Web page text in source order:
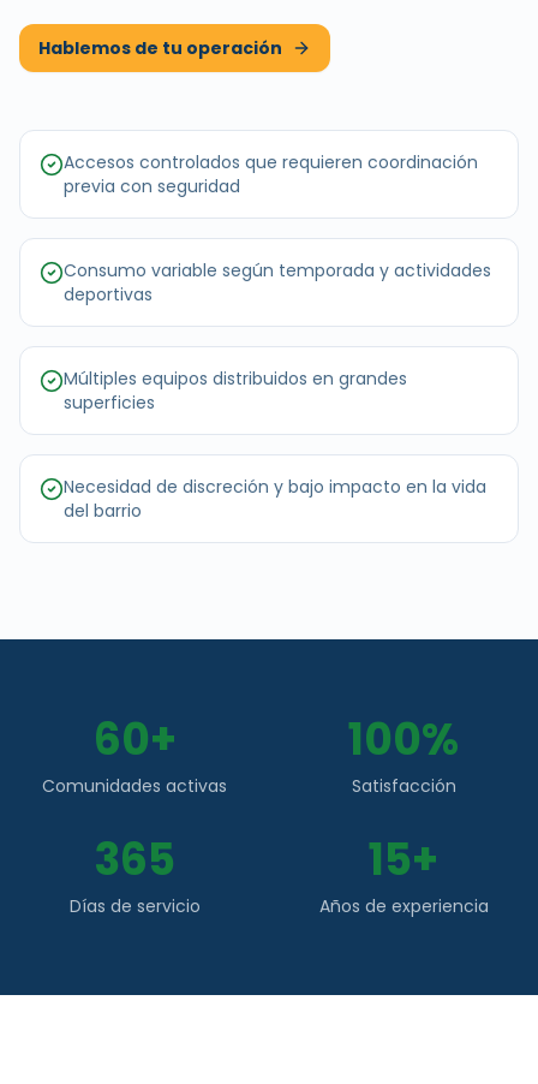
Hablemos de tu operación
Accesos controlados que requieren coordinación
previa con seguridad
Consumo variable según temporada y actividades
deportivas
Múltiples equipos distribuidos en grandes
superficies
Necesidad de discreción y bajo impacto en la vida
del barrio
60+
Comunidades activas
100%
Satisfacción
365
Días de servicio
15+
Años de experiencia